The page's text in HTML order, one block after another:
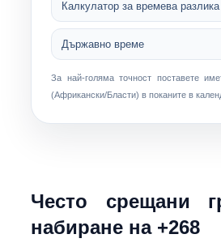
Калкулатор за времева разлика
Държавно време
За най-голяма точност поставете
(Африкански/Бласти) в поканите в
Често срещани
набиране на +268